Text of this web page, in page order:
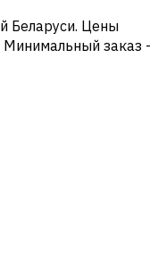
Беларуси. Цены
Минимальный заказ -